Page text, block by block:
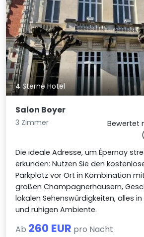
4 Sterne Hotel
Salon Boyer
3 Zimmer
Bewertet
Die ideale Adresse, um Épernay
erkunden: Nutzen Sie den
Parkplatz vor Ort in Kombination
großen Champagnerhäusern,
lokalen Sehenswürdigkeiten, alles
und ruhigen Ambiente.
Ab 260 EUR pro Nacht